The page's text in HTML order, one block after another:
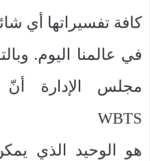
كافة تفسيراتها أي
في عالمنا اليوم.
مجلس الإدارة
WBTS
هو الوحيد الذي